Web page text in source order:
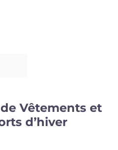
Vêtements et
d’hiver